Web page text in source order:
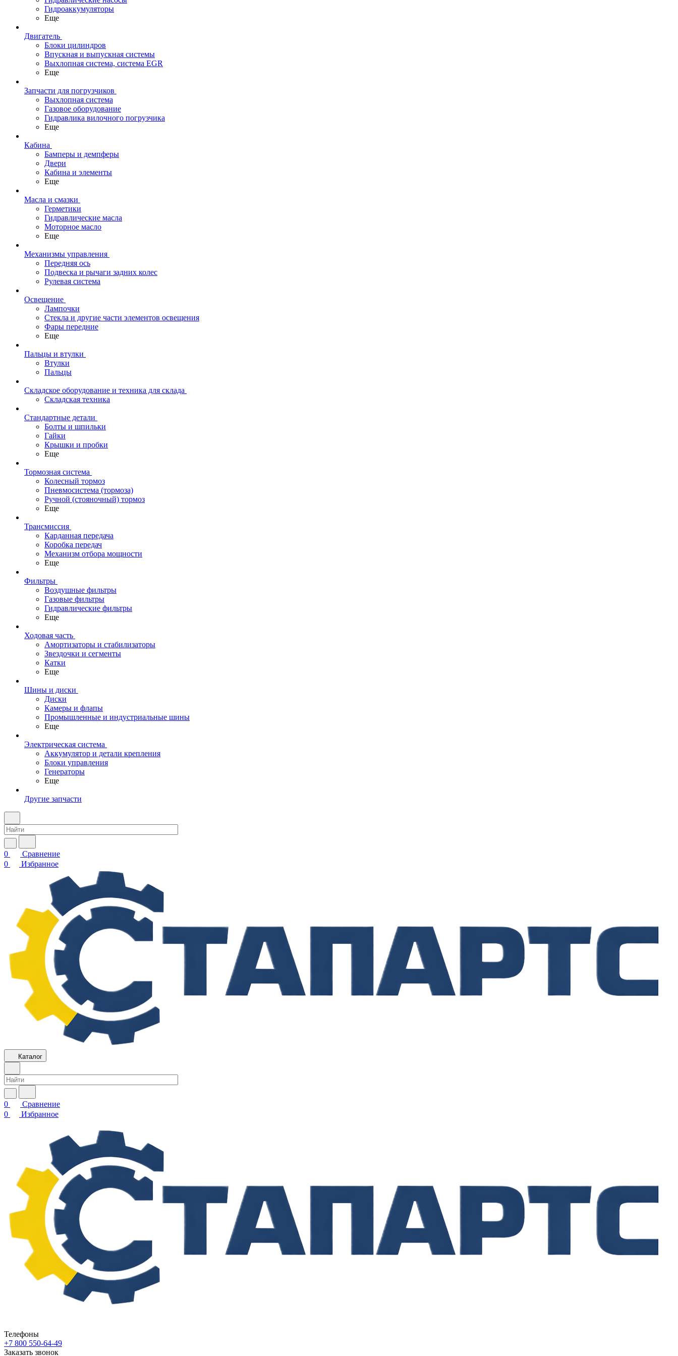
Гидроаккумуляторы
Еще
Двигатель
Блоки цилиндров
Впускная и выпускная системы
Выхлопная система, система EGR
Еще
Запчасти для погрузчиков
Выхлопная система
Газовое оборудование
Гидравлика вилочного погрузчика
Еще
Кабина
Бамперы и демпферы
Двери
Кабина и элементы
Еще
Масла и смазки
Герметики
Гидравлические масла
Моторное масло
Еще
Механизмы управления
Передняя ось
Подвеска и рычаги задних колес
Рулевая система
Освещение
Лампочки
Стекла и другие части элементов освещения
Фары передние
Еще
Пальцы и втулки
Втулки
Пальцы
Складское оборудование и техника для склада
Складская техника
Стандартные детали
Болты и шпильки
Гайки
Крышки и пробки
Еще
Тормозная система
Колесный тормоз
Пневмосиcтема (тормоза)
Ручной (стояночный) тормоз
Еще
Трансмиссия
Карданная передача
Коробка передач
Механизм отбора мощности
Еще
Фильтры
Воздушные фильтры
Газовые фильтры
Гидравлические фильтры
Еще
Ходовая часть
Амортизаторы и стабилизаторы
Звездочки и сегменты
Катки
Еще
Шины и диски
Диски
Камеры и флапы
Промышленные и индустриальные шины
Еще
Электрическая система
Аккумулятор и детали крепления
Блоки управления
Генераторы
Еще
Другие запчасти
0
Сравнение
0
Избранное
Каталог
0
Сравнение
0
Избранное
Телефоны
+7 800 550-64-49
Заказать звонок